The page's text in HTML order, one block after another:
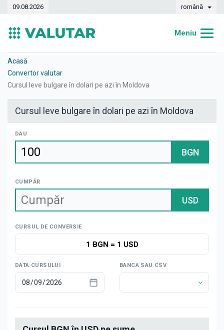
09.08.2026 română
Meniu
Curs valutar
Dinamica
Bănci
Case de schimb
Acasă
Convertor valutar
Cursul leve bulgare în dolari pe azi în Moldova
Cursul leve bulgare în dolari pe azi în Moldova
DAU
BGN
CUMPĂR
USD
CURSUL DE CONVERSIE
1 BGN = 1 USD
DATA CURSULUI BANCA SAU CSV